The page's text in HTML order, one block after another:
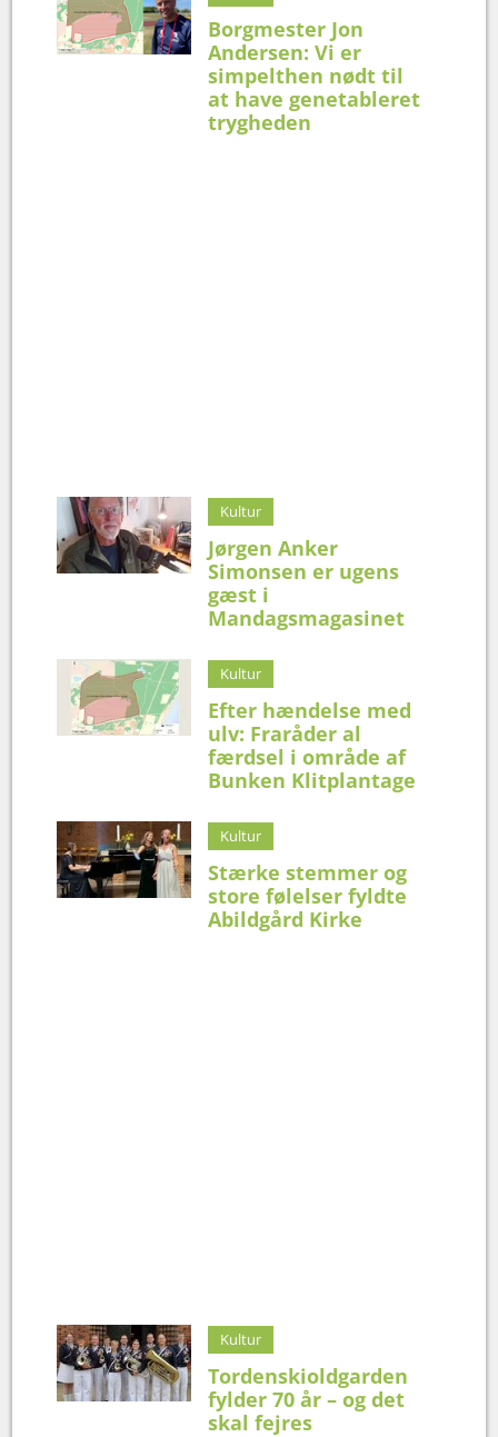
Borgmester Jon
Andersen: Vi er
simpelthen nødt til
at have genetableret
trygheden
Kultur
Jørgen Anker
Simonsen er ugens
gæst i
Mandagsmagasinet
Kultur
Efter hændelse med
ulv: Fraråder al
færdsel i område af
Bunken Klitplantage
Kultur
Stærke stemmer og
store følelser fyldte
Abildgård Kirke
Kultur
Tordenskioldgarden
fylder 70 år – og det
skal fejres